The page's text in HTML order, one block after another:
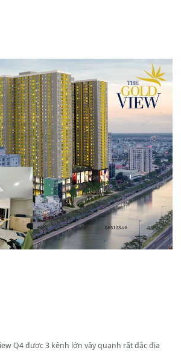
Q4 được 3 kênh lớn vây quanh rất đắc địa